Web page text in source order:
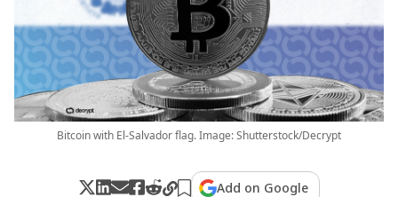
Bitcoin with El-Salvador flag. Image: Shutterstock/Decrypt
Add on Google